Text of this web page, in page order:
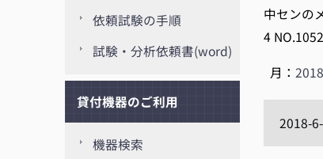
中セン
4
月：
2018-
依頼試験の手順
試験・分析依頼書(word)
貸付機器のご利用
機器検索